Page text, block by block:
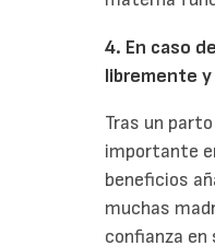
4. En caso
libremente
Tras un
importante
beneficios
muchas
confianza en